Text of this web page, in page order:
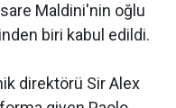
Maldini'nin oğlu
biri kabul edildi.
direktörü Sir Alex